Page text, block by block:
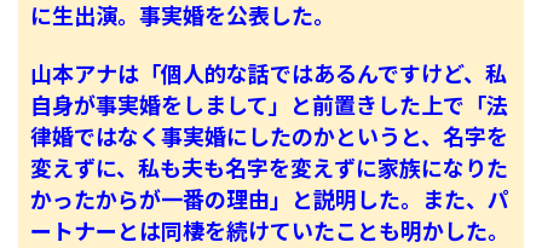
に生出演。事実婚を公表した。
山本アナは「個人的な話ではあるんですけど、私
自身が事実婚をしまして」と前置きした上で「法
律婚ではなく事実婚にしたのかというと、名字を
変えずに、私も夫も名字を変えずに家族になりた
かったからが一番の理由」と説明した。また、パ
ートナーとは同棲を続けていたことも明かした。